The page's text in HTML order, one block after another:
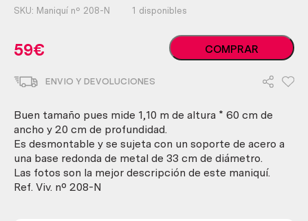
SKU: Maniquí nº 208-N 1 disponibles
59€
Maniquí
de
estado.
child's
maniki
cantidad
COMPRAR
ENVIO Y DEVOLUCIONES
Buen tamaño pues mide 1,10 m de altura * 60 cm de
ancho y 20 cm de profundidad.
Es desmontable y se sujeta con un soporte de acero a
una base redonda de metal de 33 cm de diámetro.
Las fotos son la mejor descripción de este maniquí.
Ref. Viv. nº 208-N